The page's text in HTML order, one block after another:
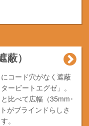
）
コード穴がなく遮蔽
ービートエグゼ」。
比べて広幅（35mm･
がブラインドらしさ
。